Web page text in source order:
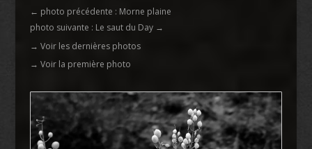
← photo précédente : Morne plaine
photo suivante : Le saut du Day→
→ Voir les dernières photos
→ Voir la première photo